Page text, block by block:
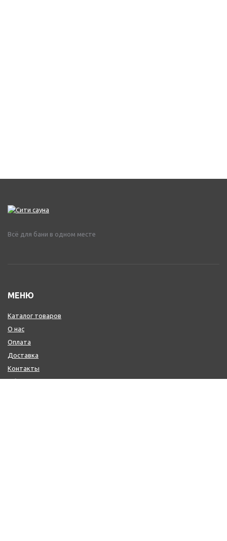
Всё для бани в одном месте
МЕНЮ
Каталог товаров
О нас
Оплата
Доставка
Контакты
Обмен и возврат